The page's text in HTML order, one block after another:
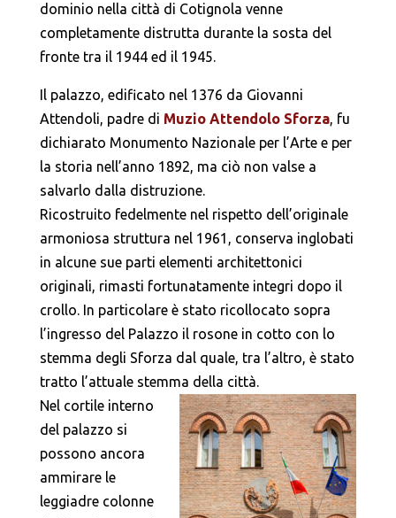
dominio nella città di Cotignola venne
completamente distrutta durante la sosta del
fronte tra il 1944 ed il 1945.
Il palazzo, edificato nel 1376 da Giovanni
Attendoli, padre di Muzio Attendolo Sforza, fu
dichiarato Monumento Nazionale per l’Arte e per
la storia nell’anno 1892, ma ciò non valse a
salvarlo dalla distruzione.
Ricostruito fedelmente nel rispetto dell’originale
armoniosa struttura nel 1961, conserva inglobati
in alcune sue parti elementi architettonici
originali, rimasti fortunatamente integri dopo il
crollo. In particolare è stato ricollocato sopra
l’ingresso del Palazzo il rosone in cotto con lo
stemma degli Sforza dal quale, tra l’altro, è stato
tratto l’attuale stemma della città.
Nel cortile interno
del palazzo si
possono ancora
ammirare le
leggiadre colonne